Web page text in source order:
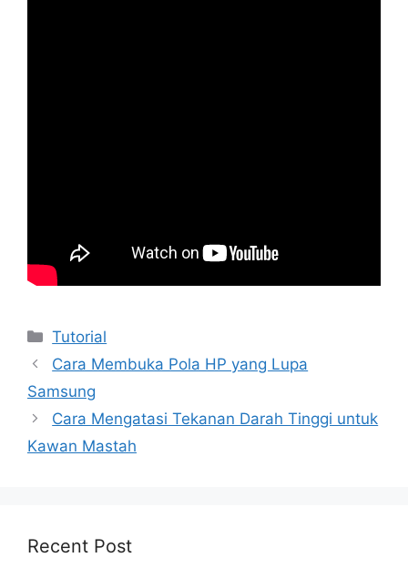
Kategori
Tutorial
Cara Membuka Pola HP yang Lupa
Samsung
Cara Mengatasi Tekanan Darah Tinggi untuk
Kawan Mastah
Recent Post